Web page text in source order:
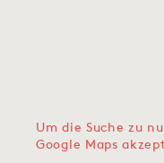
Um die Suche zu
Google Maps